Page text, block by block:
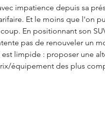
impatience depuis sa
Et le moins que l'on
En positionnant son
pas de renouveler un
limpide : proposer une
équipement des plus